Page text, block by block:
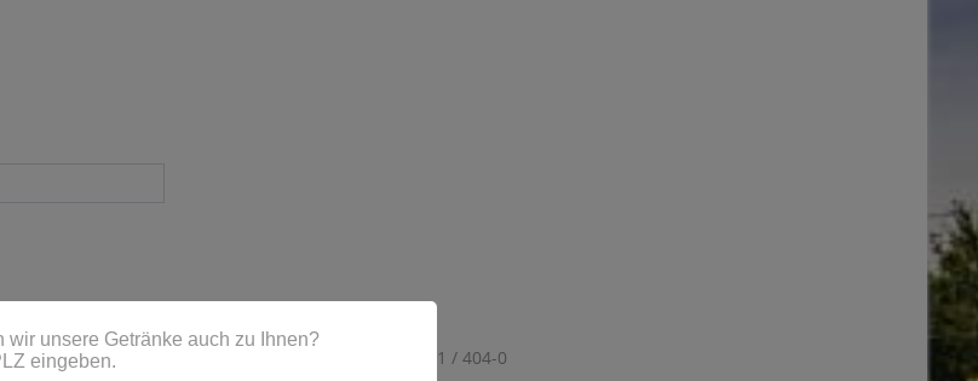
92318 D-Neumarkt in der Oberpfalz, Telefon: 09181 / 404-0